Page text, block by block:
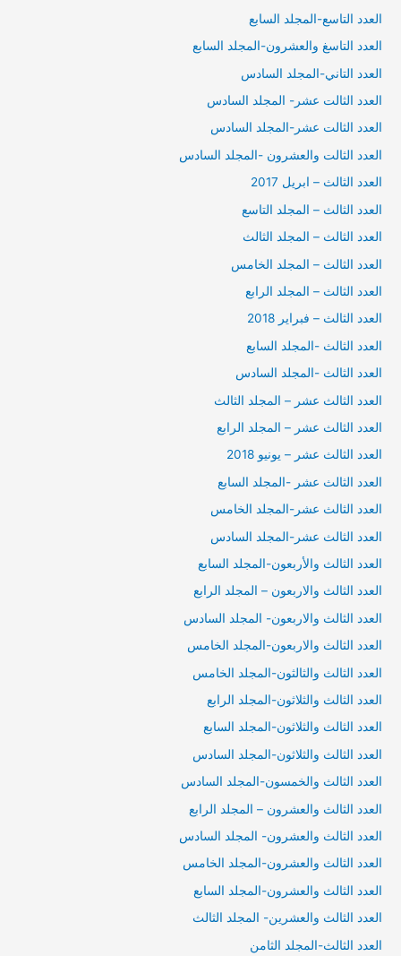
العدد التاسع-المجلد السابع
العدد التاسغ والعشرون-المجلد السابع
العدد التاني-المجلد السادس
العدد الثالت عشر- المجلد السادس
العدد الثالت عشر-المجلد السادس
العدد الثالت والعشرون -المجلد السادس
العدد الثالث – ابريل 2017
العدد الثالث – المجلد التاسع
العدد الثالث – المجلد الثالث
العدد الثالث – المجلد الخامس
العدد الثالث – المجلد الرابع
العدد الثالث – فبراير 2018
العدد الثالث -المجلد السابع
العدد الثالث -المجلد السادس
العدد الثالث عشر – المجلد الثالث
العدد الثالث عشر – المجلد الرابع
العدد الثالث عشر – يونيو 2018
العدد الثالث عشر -المجلد السابع
العدد الثالث عشر-المجلد الخامس
العدد الثالث عشر-المجلد السادس
العدد الثالث والأربعون-المجلد السابع
العدد الثالث والاربعون – المجلد الرابع
العدد الثالث والاربعون- المجلد السادس
العدد الثالث والاربعون-المجلد الخامس
العدد الثالث والثالثون-المجلد الخامس
العدد الثالث والثلاثون-المجلد الرابع
العدد الثالث والثلاثون-المجلد السابع
العدد الثالث والثلاثون-المجلد السادس
العدد الثالث والخمسون-المجلد السادس
العدد الثالث والعشرون – المجلد الرابع
العدد الثالث والعشرون- المجلد السادس
العدد الثالث والعشرون-المجلد الخامس
العدد الثالث والعشرون-المجلد السابع
العدد الثالث والعشرين- المجلد الثالث
العدد الثالث-المجلد الثامن